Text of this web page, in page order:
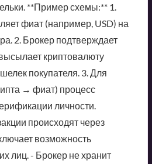
**Пример схемы:** 1.
фиат (например, USD) на
2. Брокер подтверждает
криптовалюту
покупателя. 3. Для
→ фиат) процесс
личности.
происходят через
возможность
лиц. - Брокер не хранит